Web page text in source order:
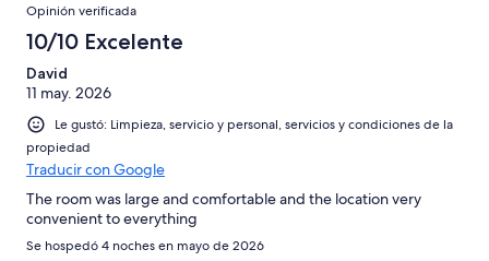
Opinión verificada
10/10 Excelente
David
11 may. 2026
Le gustó: Limpieza, servicio y personal, servicios y condiciones de la
propiedad
Traducir con Google
The room was large and comfortable and the location very
convenient to everything
Se hospedó 4 noches en mayo de 2026